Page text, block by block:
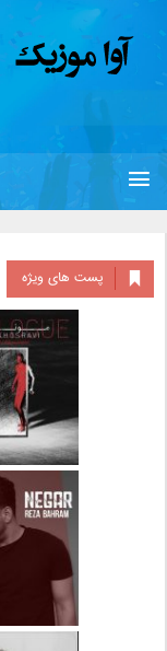
پست های ویژه
دانلود آلبوم
خسروی